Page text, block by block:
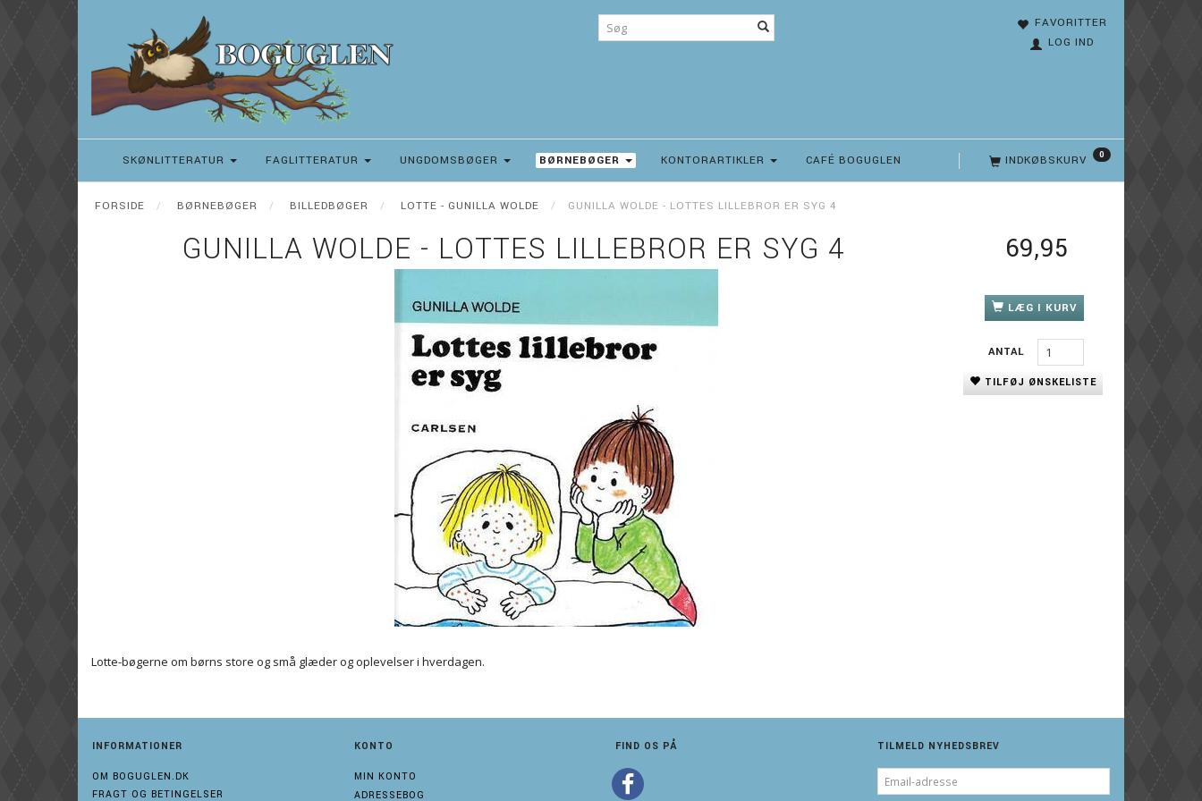
FAVORITTER
LOG IND
INDKØBSKURV 0
SKØNLITTERATUR FAGLITTERATUR UNGDOMSBØGER BØRNEBØGER KONTORARTIKLER CAFÉ BOGUGLEN
FORSIDE BØRNEBØGER BILLEDBØGER LOTTE - GUNILLA WOLDE GUNILLA WOLDE - LOTTES LILLEBROR ER SYG 4
GUNILLA WOLDE - LOTTES LILLEBROR ER SYG 4
Lotte-bøgerne om børns store og små glæder og oplevelser i hverdagen.
69,95
LÆG I KURV
ANTAL
TILFØJ ØNSKELISTE
INFORMATIONER
OM BOGUGLEN.DK
FRAGT OG BETINGELSER
KONTO
MIN KONTO
ADRESSEBOG
FIND OS PÅ TILMELD NYHEDSBREV
EMAIL-
ADRESSE